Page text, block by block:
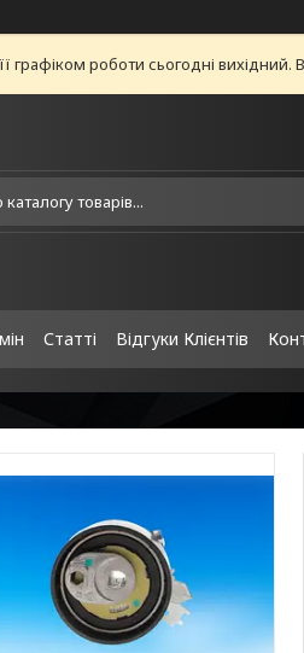
роботи сьогодні
Статті Відгуки Клієнтів